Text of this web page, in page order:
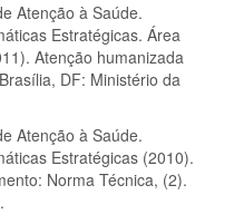
Atenção à Saúde.
Estratégicas. Área
Atenção humanizada
DF: Ministério da
Atenção à Saúde.
Estratégicas (2010).
Norma Técnica, (2).